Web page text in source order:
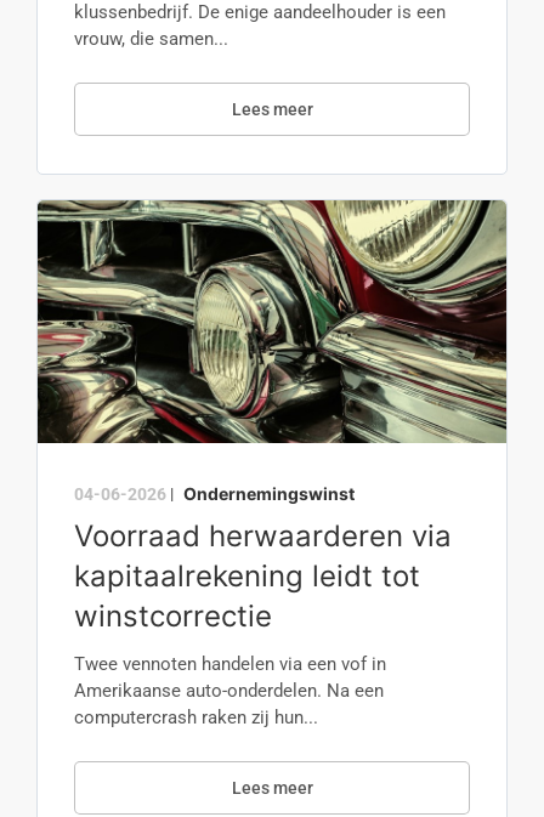
klussenbedrijf. De enige aandeelhouder is een
vrouw, die samen...
Lees meer
04-06-2026 | Ondernemingswinst
Voorraad herwaarderen via
kapitaalrekening leidt tot
winstcorrectie
Twee vennoten handelen via een vof in
Amerikaanse auto-onderdelen. Na een
computercrash raken zij hun...
Lees meer